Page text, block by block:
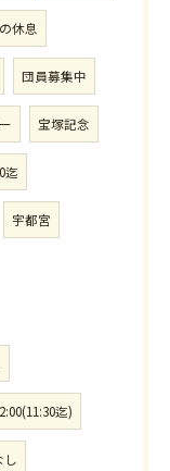
休息
団員募集中
宝塚記念
迄
宇都宮
迄)
し